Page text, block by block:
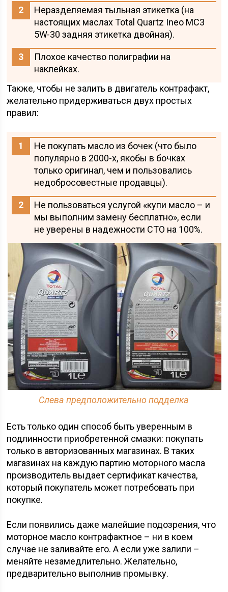
Неразделяемая тыльная этикетка (на
настоящих маслах Total Quartz Ineo MC3
5W-30 задняя этикетка двойная).
Плохое качество полиграфии на
наклейках.
Также, чтобы не залить в двигатель контрафакт,
желательно придерживаться двух простых
правил:
Не покупать масло из бочек (что было
популярно в 2000-х, якобы в бочках
только оригинал, чем и пользовались
недобросовестные продавцы).
Не пользоваться услугой «купи масло – и
мы выполним замену бесплатно», если
не уверены в надежности СТО на 100%.
Слева предположительно подделка
Есть только один способ быть уверенным в
подлинности приобретенной смазки: покупать
только в авторизованных магазинах. В таких
магазинах на каждую партию моторного масла
производитель выдает сертификат качества,
который покупатель может потребовать при
покупке.
Если появились даже малейшие подозрения, что
моторное масло контрафактное – ни в коем
случае не заливайте его. А если уже залили –
меняйте незамедлительно. Желательно,
предварительно выполнив промывку.